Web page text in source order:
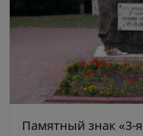
Памятный знак «3-